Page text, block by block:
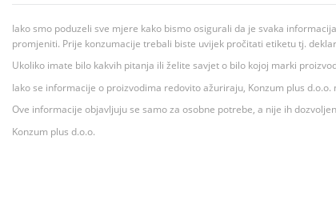
Iako smo poduzeli sve mjere kako bismo osigurali da je svaka
promjeniti. Prije konzumacije trebali biste uvijek pročitati etiketu tj.
Ukoliko imate bilo kakvih pitanja ili želite savjet o bilo kojoj marki
Iako se informacije o proizvodima redovito ažuriraju, Konzum plus
Ove informacije objavljuju se samo za osobne potrebe, a nije ih
Konzum plus d.o.o.